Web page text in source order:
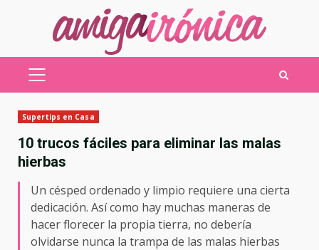
MENÚ
Supertips en Casa
10 trucos fáciles para eliminar las malas
hierbas
Un césped ordenado y limpio requiere una cierta
dedicación. Así como hay muchas maneras de
hacer florecer la propia tierra, no debería
olvidarse nunca la trampa de las malas hierbas